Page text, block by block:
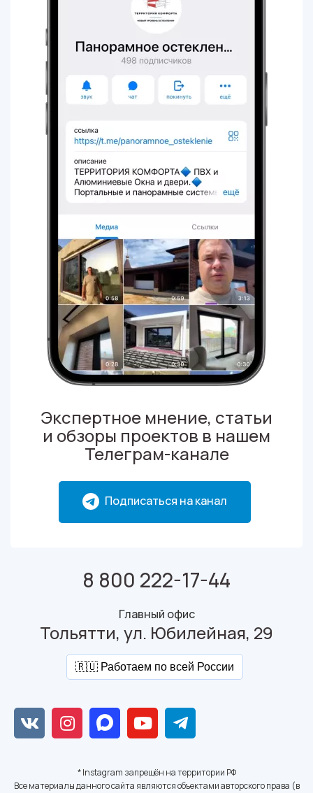
Экспертное мнение, статьи
и обзоры проектов в нашем
Телеграм-канале
Подписаться на канал
8 800 222-17-44
Главный офис
Тольятти, ул. Юбилейная, 29
🇷🇺 Работаем по всей России
* Instagram запрещён на территории РФ
Все материалы данного сайта являются объектами авторского права (в